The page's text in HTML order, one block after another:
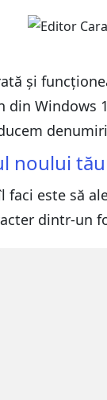
și
din
noului
este să
dintr-un